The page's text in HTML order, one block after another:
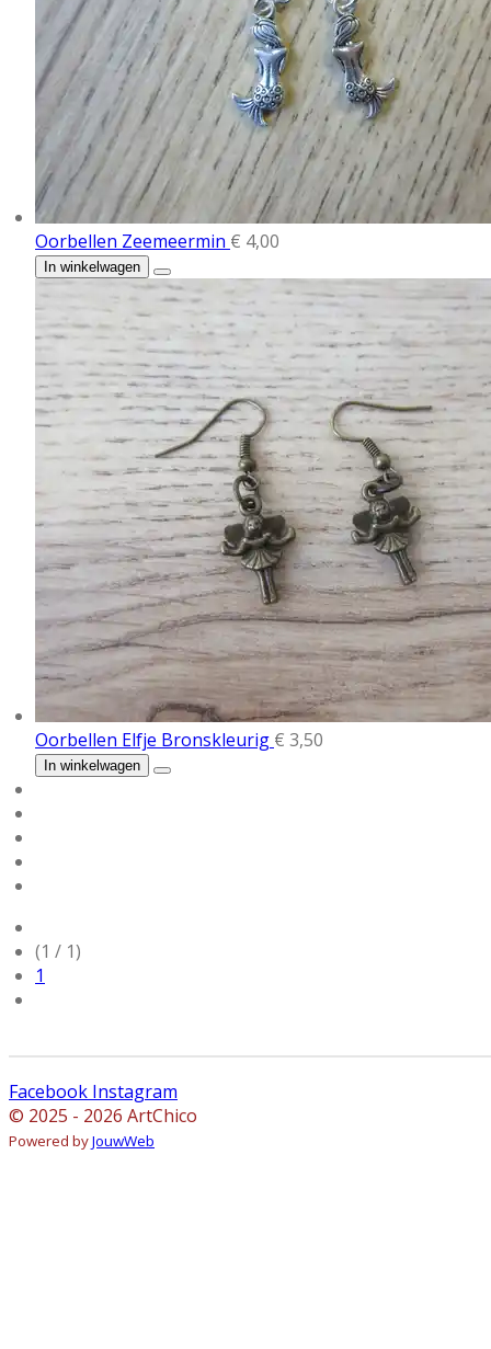
Oorbellen Zeemeermin € 4,00
In winkelwagen
Oorbellen Elfje Bronskleurig € 3,50
In winkelwagen
(1 / 1)
1
Facebook Instagram
© 2025 - 2026 ArtChico
Powered byJouwWeb